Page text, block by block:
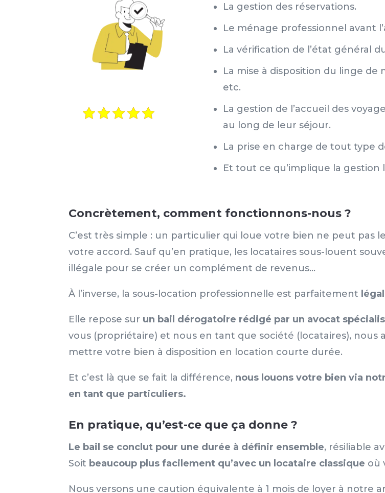
La gestion des réservations.
Le ménage professionnel avant
La vérification de l’état général
La mise à disposition du linge de
etc.
La gestion de l’accueil des
au long de leur séjour.
La prise en charge de tout type
Et tout ce qu’implique la gestion
Concrètement, comment fonctionnons-nous ?
C’est très simple : un particulier qui loue votre bien ne peut pas
votre accord. Sauf qu’en pratique, les locataires sous-louent
illégale pour se créer un complément de revenus…
À l’inverse, la sous-location professionnelle est parfaitement
Elle repose sur un bail dérogatoire rédigé par un avocat
vous (propriétaire) et nous en tant que société (locataires), nous
mettre votre bien à disposition en location courte durée.
Et c’est là que se fait la différence, nous louons votre bien via
en tant que particuliers.
En pratique, qu’est-ce que ça donne ?
Le bail se conclut pour une durée à définir ensemble, résiliable
Soit beaucoup plus facilement qu’avec un locataire classique où
Nous versons une caution équivalente à 1 mois de loyer à notre